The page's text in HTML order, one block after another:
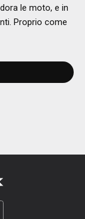
le moto, e in
Proprio come